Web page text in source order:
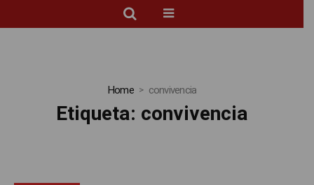
Home convivencia
Etiqueta: convivencia